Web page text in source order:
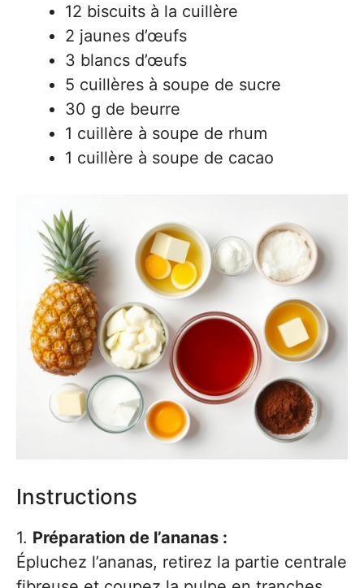
12 biscuits à la cuillère
2 jaunes d’œufs
3 blancs d’œufs
5 cuillères à soupe de sucre
30 g de beurre
1 cuillère à soupe de rhum
1 cuillère à soupe de cacao
Instructions
1. Préparation de l’ananas :
Épluchez l’ananas, retirez la partie centrale